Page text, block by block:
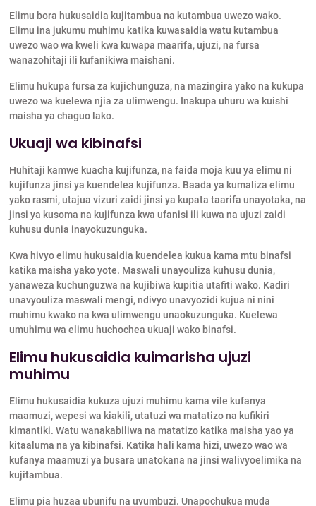
Elimu bora hukusaidia kujitambua na kutambua uwezo wako.
Elimu ina jukumu muhimu katika kuwasaidia watu kutambua
uwezo wao wa kweli kwa kuwapa maarifa, ujuzi, na fursa
wanazohitaji ili kufanikiwa maishani.
Elimu hukupa fursa za kujichunguza, na mazingira yako na kukupa
uwezo wa kuelewa njia za ulimwengu. Inakupa uhuru wa kuishi
maisha ya chaguo lako.
Ukuaji wa kibinafsi
Huhitaji kamwe kuacha kujifunza, na faida moja kuu ya elimu ni
kujifunza jinsi ya kuendelea kujifunza. Baada ya kumaliza elimu
yako rasmi, utajua vizuri zaidi jinsi ya kupata taarifa unayotaka, na
jinsi ya kusoma na kujifunza kwa ufanisi ili kuwa na ujuzi zaidi
kuhusu dunia inayokuzunguka.
Kwa hivyo elimu hukusaidia kuendelea kukua kama mtu binafsi
katika maisha yako yote. Maswali unayouliza kuhusu dunia,
yanaweza kuchunguzwa na kujibiwa kupitia utafiti wako. Kadiri
unavyouliza maswali mengi, ndivyo unavyozidi kujua ni nini
muhimu kwako na kwa ulimwengu unaokuzunguka. Kuelewa
umuhimu wa elimu huchochea ukuaji wako binafsi.
Elimu hukusaidia kuimarisha ujuzi
muhimu
Elimu hukusaidia kukuza ujuzi muhimu kama vile kufanya
maamuzi, wepesi wa kiakili, utatuzi wa matatizo na kufikiri
kimantiki. Watu wanakabiliwa na matatizo katika maisha yao ya
kitaaluma na ya kibinafsi. Katika hali kama hizi, uwezo wao wa
kufanya maamuzi ya busara unatokana na jinsi walivyoelimika na
kujitambua.
Elimu pia huzaa ubunifu na uvumbuzi. Unapochukua muda